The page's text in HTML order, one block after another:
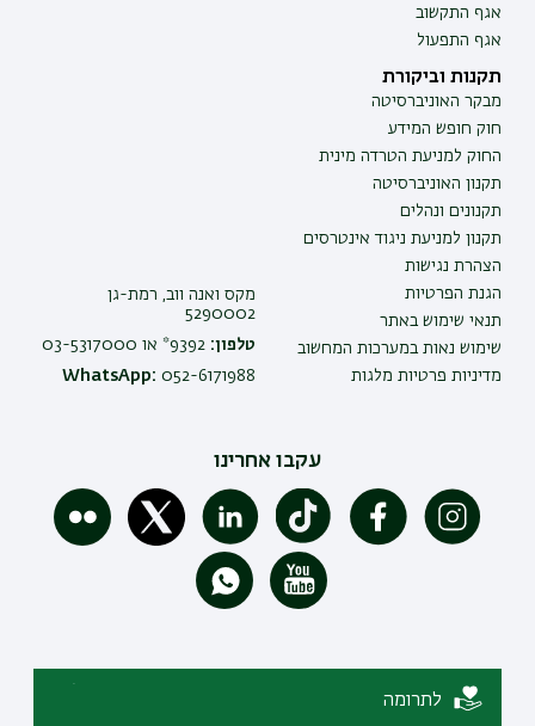
אגף התקשוב
אגף התפעול
תקנות וביקורת
מבקר האוניברסיטה
חוק חופש המידע
החוק למניעת הטרדה מינית
תקנון האוניברסיטה
תקנונים ונהלים
תקנון למניעת ניגוד אינטרסים
הצהרת נגישות
הגנת הפרטיות
תנאי שימוש באתר
שימוש נאות במערכות המחשוב
מדיניות פרטיות מלגות
מקס ואנה ווב, רמת-גן
5290002
טלפון:
WhatsApp: 052-6171988
עקבו אחרינו
לתרומה